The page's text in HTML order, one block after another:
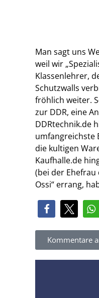
Man sagt uns
weil wir
Klassenlehrer,
Schutzwalls
fröhlich weiter.
zur DDR, eine
DDRtechnik.de
umfangreichste
die kultigen
Kaufhalle.de
(bei der
Ossi“ errang,
Kommentare